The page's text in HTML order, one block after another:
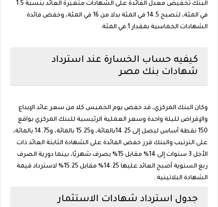
البنك تخفيض معدل الفائدة على الشهادات متغيرة العائد بنسبة 1.5
في المئة، لتصبح 14.5 في المئة بدلا من 16 في المئة، وخفض فائدة
الشهادات الخماسية بمقدار 1 في المئة.
كيفيه حساب الخسارة عند استرداد
شهادات بنك مصر
وكان البنك المركزي، قد خفض يوم الخميس كلا من سعر عائد الإيداع
والإقراض لليلة واحدة وسعر العملية الرئيسية للبنك المركزي بواقع
150 نقطة أساس ليصل إلى 14.25بالمائة، و15.25 بالمائة، و14.75 بالمائة،
على الترتيب والبنك قرر خفض الفائدة على الشهادة الثابتة العائد ذات
الأجل 3 سنوات إلى 14% مقابل 15% يصرف شهريًا، بينما دورية الصرف
ربع السنوية أصبح العائد عليها 14.25% مقابل 15.25% لاسترداد قيمة
الشهادة البلاتينية .
جدول استرداد شهادات الاستثمار